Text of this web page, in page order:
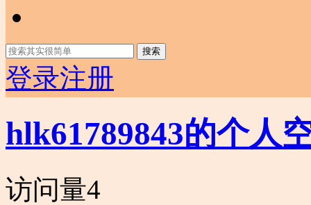
搜索
登录注册
hlk61789843的个人
访问量4